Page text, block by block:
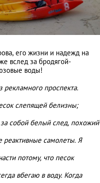
его жизни и надежд на
вслед за бродягой-
воды!
проспекта.
слепящей белизны;
собой белый след, похожий
реактивные самолеты. Я
потому, что песок
вбегаю в воду. Когда